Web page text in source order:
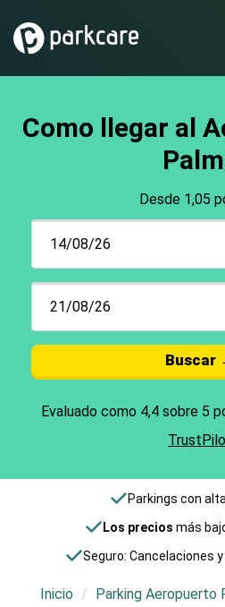
Como llegar al
Desde 1,05
Buscar
Evaluado como 4,4 sobre 5
Parkings con alta
Los precios más
Seguro: Cancelaciones
Inicio
Parking Aeropuerto